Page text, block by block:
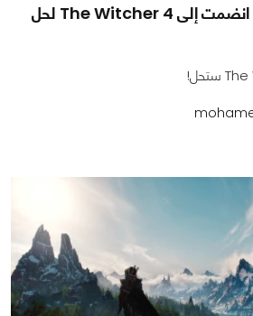
مطورة God of War انضمت إلى The Witcher 4 لحل